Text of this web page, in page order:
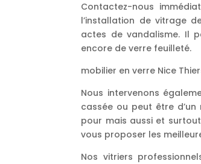
Contactez-nous
l’installation de vitrage
actes de vandalisme. Il
encore de verre feuilleté.
mobilier en verre Nice
Nous intervenons
cassée ou peut être d’un
pour mais aussi et
vous proposer les
Nos vitriers